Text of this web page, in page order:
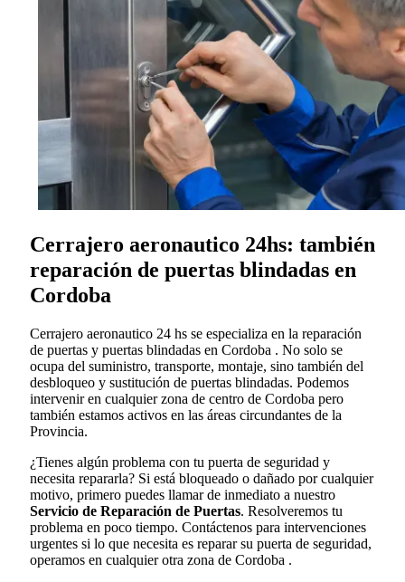
Cerrajero aeronautico 24hs: también
reparación de puertas blindadas en
Cordoba
Cerrajero aeronautico 24 hs se especializa en la reparación
de puertas y puertas blindadas en Cordoba . No solo se
ocupa del suministro, transporte, montaje, sino también del
desbloqueo y sustitución de puertas blindadas. Podemos
intervenir en cualquier zona de centro de Cordoba pero
también estamos activos en las áreas circundantes de la
Provincia.
¿Tienes algún problema con tu puerta de seguridad y
necesita repararla? Si está bloqueado o dañado por cualquier
motivo, primero puedes llamar de inmediato a nuestro
Servicio de Reparación de Puertas. Resolveremos tu
problema en poco tiempo. Contáctenos para intervenciones
urgentes si lo que necesita es reparar su puerta de seguridad,
operamos en cualquier otra zona de Cordoba .